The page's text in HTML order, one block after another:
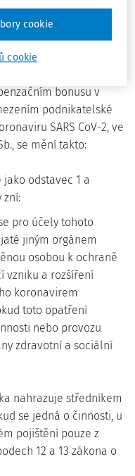
České republiky:
bonusu v
podnikatelské
SARS CoV-2, ve
se mění takto:
jako odstavec 1 a
zní:
pro účely tohoto
jiným orgánem
osobou k ochraně
vzniku a rozšíření
koronavirem
toto opatření
nebo provozu
zdravotní a sociální
nahrazuje středníkem
se jedná o činnosti, u
pojištění pouze z
12 a 13 zákona o
cookie
cookie